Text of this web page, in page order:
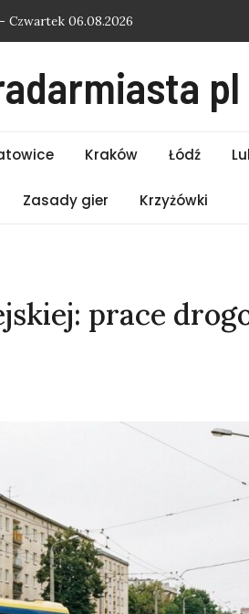
Czwartek 06.08.2026
06.08.2026
06.08.2026
pl
Kraków Łódź
Zasady gier Krzyżówki
prace